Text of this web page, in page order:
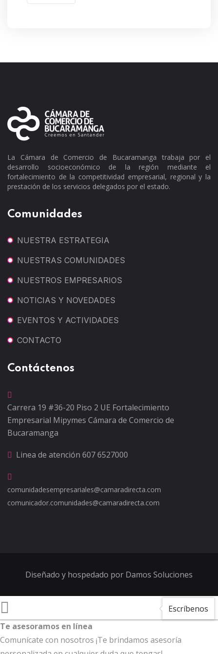
La Cámara de Comercio de Bucaramanga trabaja por el
desarrollo socioeconómico de la región mediante el
fortalecimiento de la competitividad empresarial, regional y la
prestación de los servicios delegados por el estado.
Comunidades
NUESTRA ESTRATEGIA
NUESTRAS COMUNIDADES
NUESTROS EMPRESARIOS
NOTICIAS Y NOVEDADES
EVENTOS Y ACTIVIDADES
CONTACTO
Contáctenos
Carrera 19 #36-20 Piso 2 UE Fortalecimiento
Empresarial Mipymes Cámara de Comercio de
Bucaramanga
Linea de atención 607 6527000
comunidadesempresariales@camaradirecta.com
comunicador.comunidades@camaradirecta.com
Diseñado y hospedado por Damos Soluciones
Escríbenos
Te asesoramos en línea
Comunícate con nosotros ¡Te brindamos asesoría